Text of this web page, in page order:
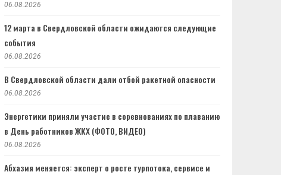
06.08.2026
12 марта в Свердловской области ожидаются следующие
события
06.08.2026
В Свердловской области дали отбой ракетной опасности
06.08.2026
Энергетики приняли участие в соревнованиях по плаванию
в День работников ЖКХ (ФОТО, ВИДЕО)
06.08.2026
Абхазия меняется: эксперт о росте турпотока, сервисе и